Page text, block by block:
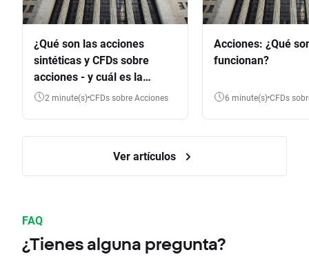
¿Qué son las acciones
sintéticas y CFDs sobre
acciones - y cuál es la
diferencia?
2 minute(s) CFDs sobre Acciones
Acciones: ¿Qué
funcionan?
6 minute(s) CFDs
Ver artículos
FAQ
¿Tienes alguna pregunta?